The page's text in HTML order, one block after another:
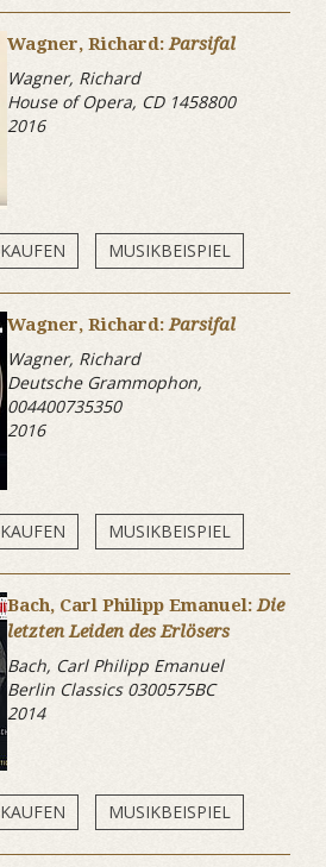
Wagner, Richard:Parsifal
Wagner, Richard
House of Opera, CD 1458800
2016
KAUFEN MUSIKBEISPIEL
Wagner, Richard:Parsifal
Wagner, Richard
Deutsche Grammophon,
004400735350
2016
KAUFEN MUSIKBEISPIEL
Bach, Carl Philipp Emanuel:Die
letzten Leiden des Erlösers
Bach, Carl Philipp Emanuel
Berlin Classics 0300575BC
2014
KAUFEN MUSIKBEISPIEL